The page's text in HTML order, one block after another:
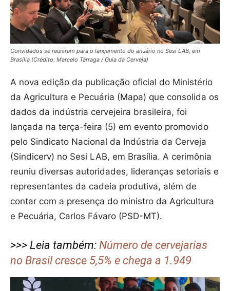
Convidados se reuniram para o lançamento do anuário no Sesi LAB, em
Brasília (Crédito: Marcelo Tárraga / Guia da Cerveja)
A nova edição da publicação oficial do Ministério
da Agricultura e Pecuária (Mapa) que consolida os
dados da indústria cervejeira brasileira, foi
lançada na terça-feira (5) em evento promovido
pelo Sindicato Nacional da Indústria da Cerveja
(Sindicerv) no Sesi LAB, em Brasília. A cerimônia
reuniu diversas autoridades, lideranças setoriais e
representantes da cadeia produtiva, além de
contar com a presença do ministro da Agricultura
e Pecuária, Carlos Fávaro (PSD-MT).
>>> Leia também: Número de cervejarias
no Brasil cresce 5,5% e chega a 1.949